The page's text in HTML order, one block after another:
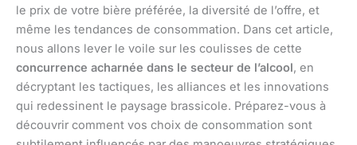
le prix de votre bière préférée, la diversité de l’offre, et
même les tendances de consommation. Dans cet article,
nous allons lever le voile sur les coulisses de cette
concurrence acharnée dans le secteur de l’alcool, en
décryptant les tactiques, les alliances et les innovations
qui redessinent le paysage brassicole. Préparez-vous à
découvrir comment vos choix de consommation sont